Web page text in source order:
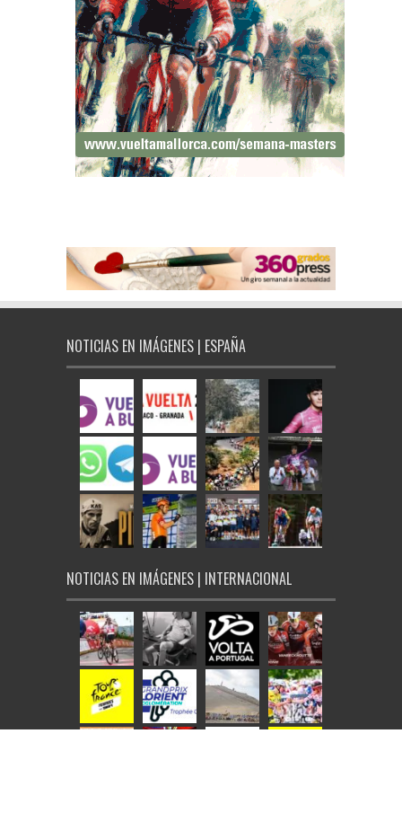
NOTICIAS EN IMÁGENES | ESPAÑA
NOTICIAS EN IMÁGENES | INTERNACIONAL